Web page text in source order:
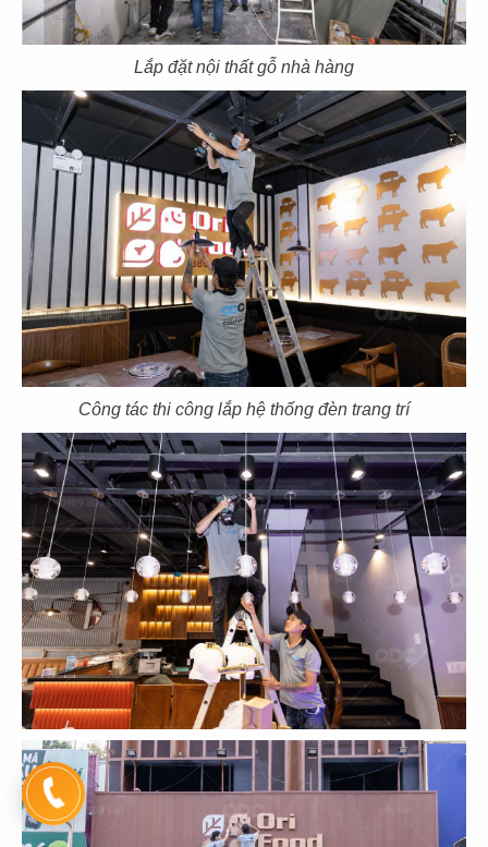
Lắp đặt nội thất gỗ nhà hàng
Công tác thi công lắp hệ thống đèn trang trí
135
YUE QIAN HUI
Landmark 6
136
YUE QIAN HUI
CN Phú Mỹ Hưng - Q.7
137
LUK DING KI
CN Q. Bình Tân
138
LUK DING KI
CN Vinhomes Golden River
139
BA BA KỶ NGUYÊN
CN Vinhomes Grand Park
140
HAI XỊ
CN. Thủ Dầu Một
141
O TEM
CN Hưng Phước 3 - Q.7
142
RESKI HOTPOT
CN Cityland Gò Vấp